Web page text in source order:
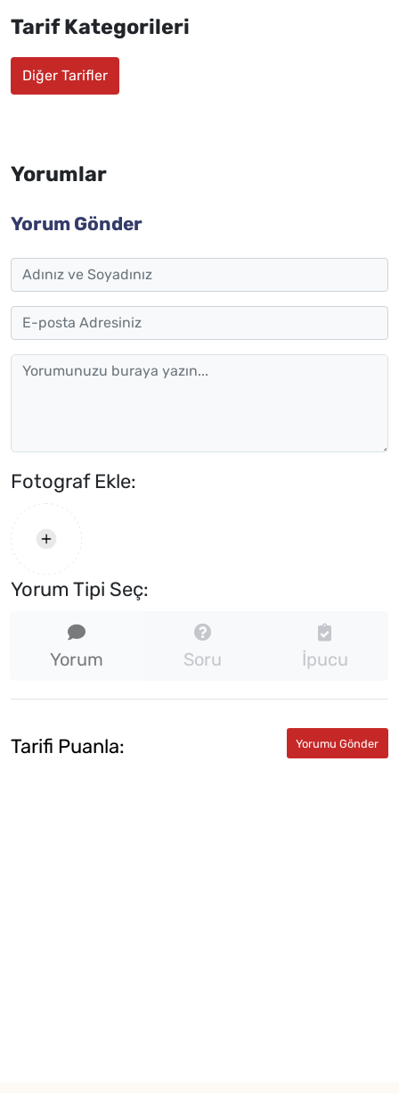
Tarif Kategorileri
Diğer Tarifler
Yorumlar
Yorum Gönder
Fotograf Ekle:
Yorum Tipi Seç:
Yorum Soru İpucu
Tarifi Puanla: